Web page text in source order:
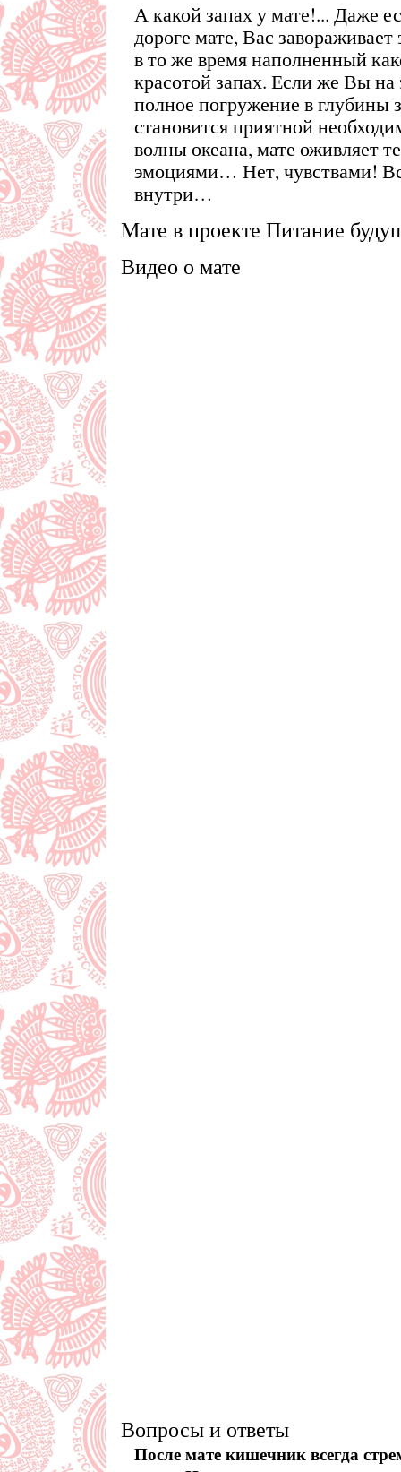
А какой запах у мате!... Даже
дороге мате, Вас
в то же время наполненный
красотой запах. Если же Вы
полное погружение в глубины
становится приятной
волны океана, мате оживляет
эмоциями… Нет, чувствами!
внутри…
Мате в проекте Питание
Видео о мате
Вопросы и ответы
После мате кишечник всегда